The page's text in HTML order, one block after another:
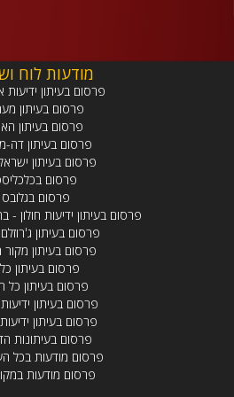
מודעות לוח
פרסום בעיתון ידיעות
פרסום בעיתון
פרסום בעיתון
פרסום בעיתון דה-
פרסום בעיתון
פרסום
פרסום בגלובס
פרסום בעיתון ידיעות חולון
פרסום בעיתון
פרסום בעיתון מקור
פרסום בעיתון
פרסום בעיתון כל
פרסום בעיתון
פרסום בעיתון
פרסום בעיתונות
פרסום מודעות בכל
פרסום מודעות